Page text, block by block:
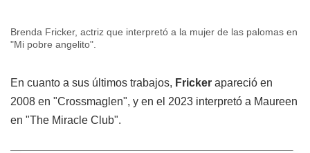
Brenda Fricker, actriz que interpretó a la mujer de las palomas en
"Mi pobre angelito".
En cuanto a sus últimos trabajos, Fricker apareció en
2008 en "Crossmaglen", y en el 2023 interpretó a Maureen
en "The Miracle Club".